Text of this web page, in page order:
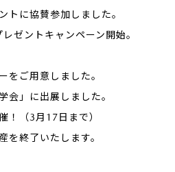
トに協賛参加しました。
ゼントキャンペーン開始。
をご用意しました。
会」に出展しました。
！（3月17日まで）
終了いたします。